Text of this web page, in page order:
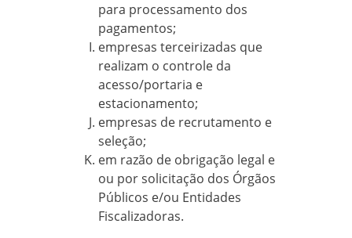
para processamento dos
pagamentos;
empresas terceirizadas que
realizam o controle da
acesso/portaria e
estacionamento;
empresas de recrutamento e
seleção;
em razão de obrigação legal e
ou por solicitação dos Órgãos
Públicos e/ou Entidades
Fiscalizadoras.